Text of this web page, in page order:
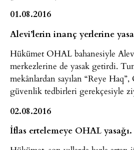
01.08.2016
Alevi’lerin inanç yerlerine
Hükümet OHAL bahanesiyle
merkezlerine de yasak getirdi.
mekânlardan sayılan “Reye
güvenlik tedbirleri gerekçesiyle
02.08.2016
İflas ertelemeye OHAL yasağı.